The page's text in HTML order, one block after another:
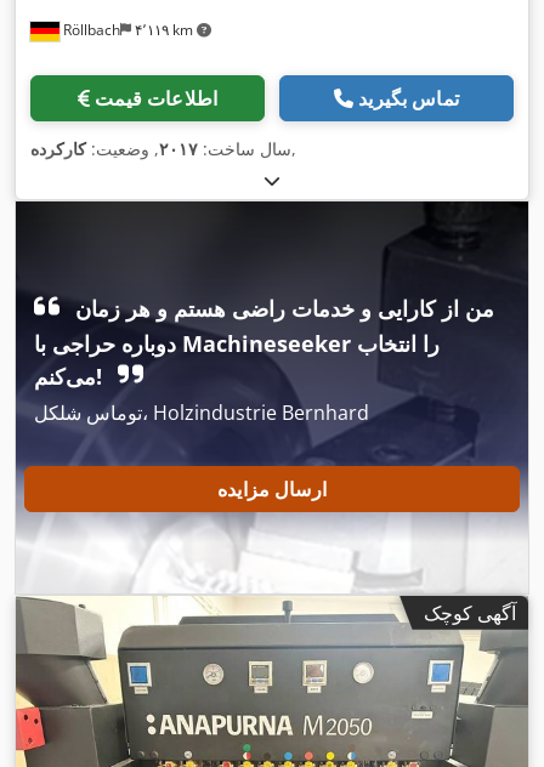
Röllbach ۴٬۱۱۹ km
اطلاعات قیمت تماس بگیرید
سال ساخت: ۲۰۱۷, وضعیت:کارکرده ,
من از کارایی و خدمات راضی هستم و هر زمان
دوباره حراجی با Machineseeker را انتخاب
می‌کنم!
توماس شلکل، Holzindustrie Bernhard
ارسال مزایده
آگهی کوچک